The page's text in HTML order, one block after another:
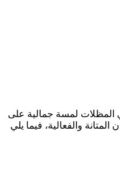
المظلات لمسة جمالية على
والفعالية، فيما يلي